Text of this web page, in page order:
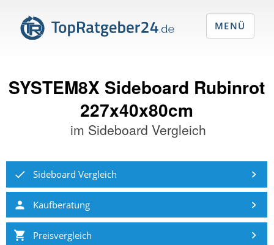
SYSTEM8X Sideboard Rubinrot
227x40x80cm
im Sideboard Vergleich
Sideboard Vergleich
Kaufberatung
Preisvergleich
MENÜ